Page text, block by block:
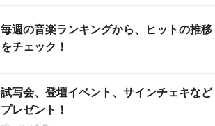
毎週の音楽ランキングから、ヒットの推移
をチェック！
試写会、登壇イベント、サインチェキなど
プレゼント！